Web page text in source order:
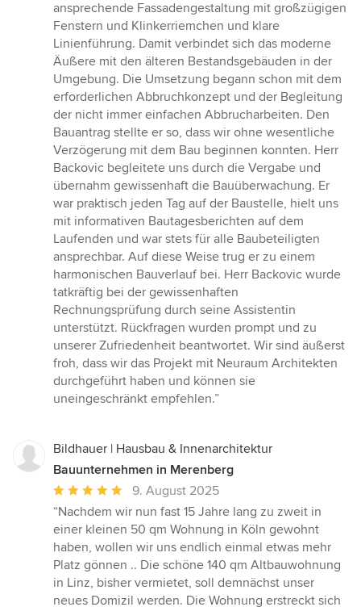
ansprechende Fassadengestaltung mit großzügigen
Fenstern und Klinkerriemchen und klare
Linienführung. Damit verbindet sich das moderne
Äußere mit den älteren Bestandsgebäuden in der
Umgebung. Die Umsetzung begann schon mit dem
erforderlichen Abbruchkonzept und der Begleitung
der nicht immer einfachen Abbrucharbeiten. Den
Bauantrag stellte er so, dass wir ohne wesentliche
Verzögerung mit dem Bau beginnen konnten. Herr
Backovic begleitete uns durch die Vergabe und
übernahm gewissenhaft die Bauüberwachung. Er
war praktisch jeden Tag auf der Baustelle, hielt uns
mit informativen Bautagesberichten auf dem
Laufenden und war stets für alle Baubeteiligten
ansprechbar. Auf diese Weise trug er zu einem
harmonischen Bauverlauf bei. Herr Backovic wurde
tatkräftig bei der gewissenhaften
Rechnungsprüfung durch seine Assistentin
unterstützt. Rückfragen wurden prompt und zu
unserer Zufriedenheit beantwortet. Wir sind äußerst
froh, dass wir das Projekt mit Neuraum Architekten
durchgeführt haben und können sie
uneingeschränkt empfehlen.”
Bildhauer | Hausbau & Innenarchitektur
Bauunternehmen in Merenberg
Durchschnittliche
Bewertung:
5
von
5
Sternen
9. August 2025
“Nachdem wir nun fast 15 Jahre lang zu zweit in
einer kleinen 50 qm Wohnung in Köln gewohnt
haben, wollen wir uns endlich einmal etwas mehr
Platz gönnen .. Die schöne 140 qm Altbauwohnung
in Linz, bisher vermietet, soll demnächst unser
neues Domizil werden. Die Wohnung erstreckt sich